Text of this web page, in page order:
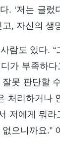
. ‘저는 글
, 자신의 생
람도 있다.
가 부족하
못 판단할
처리하거나
저에게 뭐
으니까요.”